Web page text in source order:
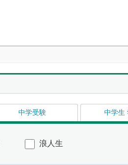
中学受験 中学生
浪人生